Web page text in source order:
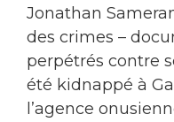
Jonathan
des crimes –
perpétrés contre
été kidnappé à
l’agence